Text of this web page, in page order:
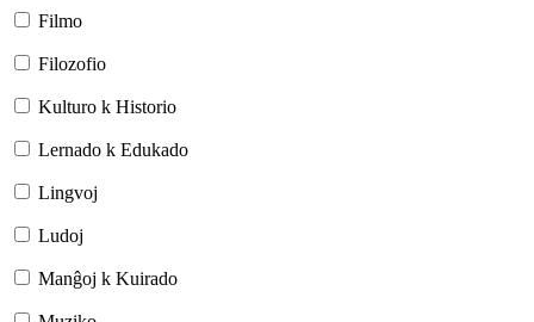
Filmo
Filozofio
Kulturo k Historio
Lernado k Edukado
Lingvoj
Ludoj
Manĝoj k Kuirado